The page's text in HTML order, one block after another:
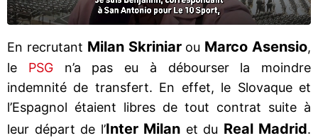
En recrutant Milan Skriniarou Marco Asensio,
le PSGn’a pas eu à débourser la moindre
indemnité de transfert. En effet, le Slovaque et
l’Espagnol étaient libres de tout contrat suite à
leur départ de l’Inter Milan et du Real Madrid.